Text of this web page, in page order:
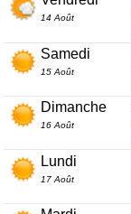
14 Août
Samedi
15 Août
Dimanche
16 Août
Lundi
17 Août